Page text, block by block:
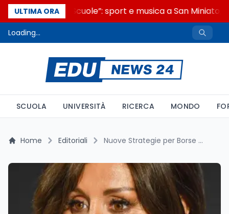
ULTIMA ORA
“Noi siamo le Scuole”: sport e musica a San Miniato,
Loading...
SCUOLA UNIVERSITÀ RICERCA MONDO
Home Editoriali Nuove Strategie per Borse di Studio e Housing Universitario: Il Confronto tra il Ministro Bernini e le Regioni